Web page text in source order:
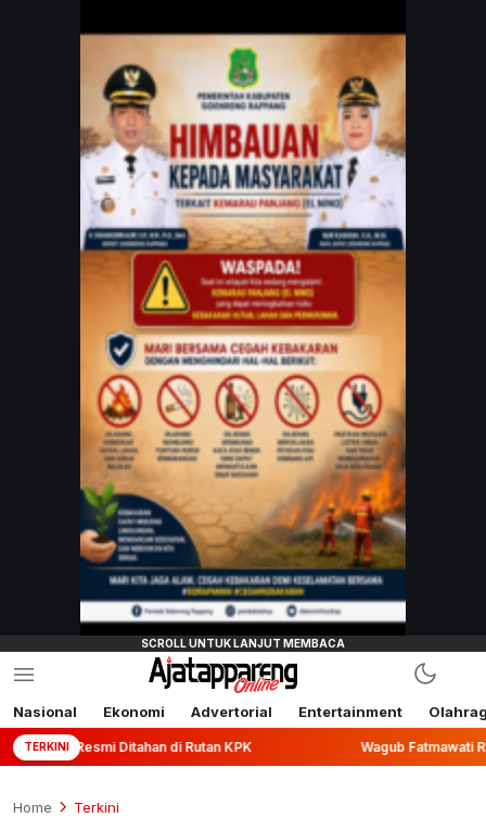
Nasional Ekonomi Advertorial Entertainment
TERKINIdi Rutan KPK Wagub Fatmawati Rusdi Lepas
Home Terkini